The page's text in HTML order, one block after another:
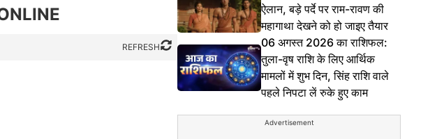
REFRESH
ऐलान, बड़े पर्दे पर राम-रावण की
महागाथा देखने को हो जाइए तैयार
06 अगस्त 2026 का राशिफल:
तुला-वृष राशि के लिए आर्थिक
मामलों में शुभ दिन, सिंह राशि वाले
पहले निपटा लें रुके हुए काम
Advertisement